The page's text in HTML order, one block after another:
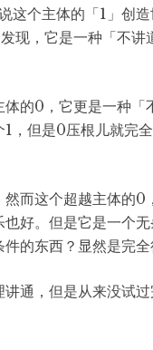
这个主体的「1」创
现，它是一种「不讲
的0，它更是一种「
，但是0压根儿就完
而这个超越主体的0
好。但是它是一个
的东西？显然是完全
通，但是从来没试